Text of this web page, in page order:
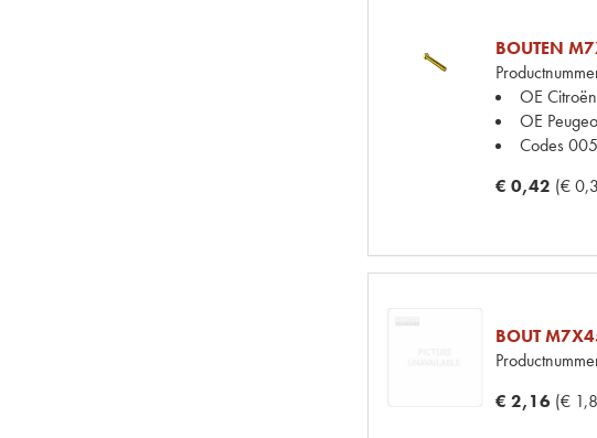
BOUTEN
OE Citroën
OE
Codes
€ 0,42 (€
BOUT
€ 2,16 (€